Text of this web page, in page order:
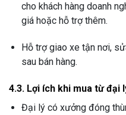
cho khách hàng doanh
giá hoặc hỗ trợ thêm.
Hỗ trợ giao xe tận nơi,
sau bán hàng.
4.3. Lợi ích khi mua từ đại
Đại lý có xưởng đóng